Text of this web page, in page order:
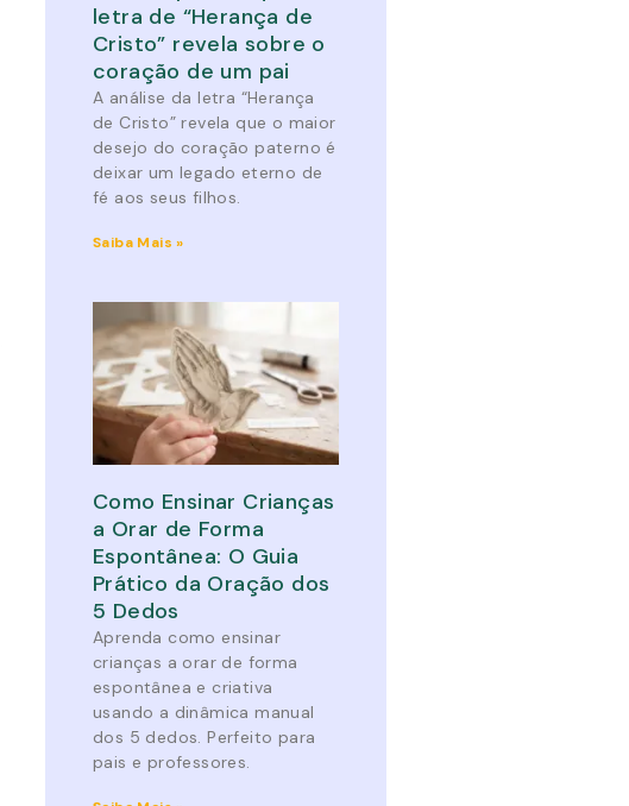
letra de “Herança de
Cristo” revela sobre o
coração de um pai
A análise da letra “Herança
de Cristo” revela que o maior
desejo do coração paterno é
deixar um legado eterno de
fé aos seus filhos.
Saiba Mais »
Como Ensinar Crianças
a Orar de Forma
Espontânea: O Guia
Prático da Oração dos
5 Dedos
Aprenda como ensinar
crianças a orar de forma
espontânea e criativa
usando a dinâmica manual
dos 5 dedos. Perfeito para
pais e professores.